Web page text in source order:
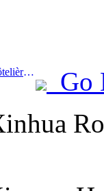
Prev:L'ère post-marque de l'industrie hôtelière : de l'expansion à l'efficacité
Go